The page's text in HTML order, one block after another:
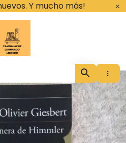
Y mucho más!
Cambalache